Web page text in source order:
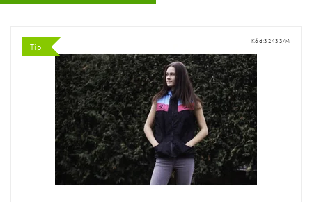
Tip
Kód:32433/M